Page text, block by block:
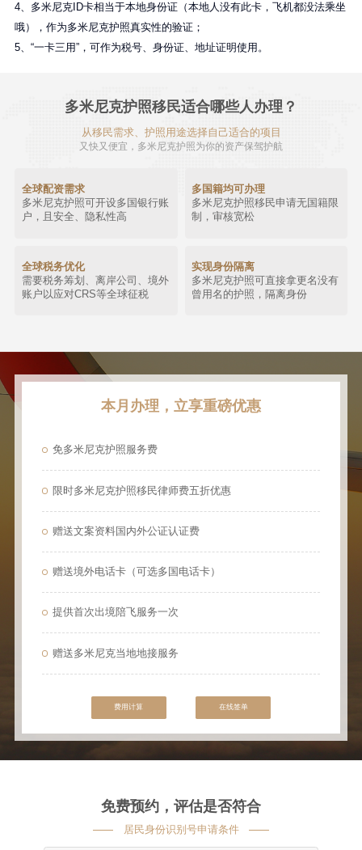
4、多米尼克ID卡相当于本地身份证（本地人没有此卡，飞机都没法乘坐
哦），作为多米尼克护照真实性的验证；
5、“一卡三用”，可作为税号、身份证、地址证明使用。
多米尼克护照移民适合哪些人办理？
从移民需求、护照用途选择自己适合的项目
又快又便宜，多米尼克护照为你的资产保驾护航
全球配资需求
多米尼克护照可开设多国银行账
户，且安全、隐私性高
多国籍均可办理
多米尼克护照移民申请无国籍限
制，审核宽松
全球税务优化
需要税务筹划、离岸公司、境外
账户以应对CRS等全球征税
实现身份隔离
多米尼克护照可直接拿更名没有
曾用名的护照，隔离身份
本月办理，立享重磅优惠
免多米尼克护照服务费
限时多米尼克护照移民律师费五折优惠
赠送文案资料国内外公证认证费
赠送境外电话卡（可选多国电话卡）
提供首次出境陪飞服务一次
赠送多米尼克当地地接服务
费用计算 在线签单
免费预约，评估是否符合
居民身份识别号申请条件